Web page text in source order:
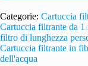
Categorie: Cartuccia
Cartuccia filtrante da 1
filtro di lunghezza
Cartuccia filtrante in
dell'acqua